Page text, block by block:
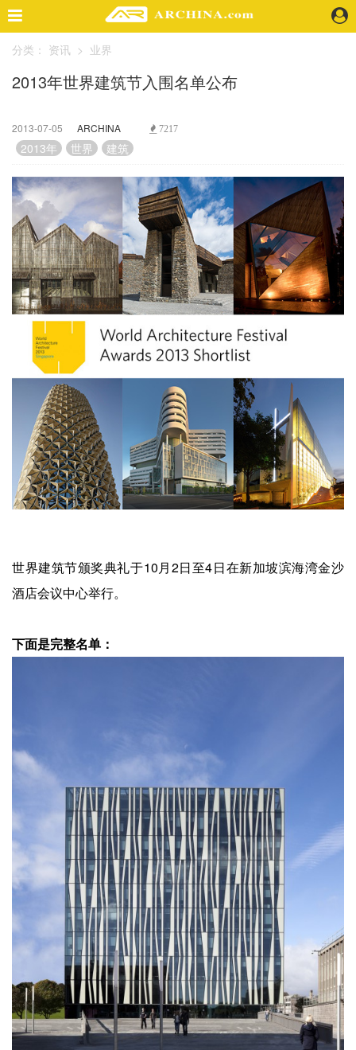
精选案例
建 筑
室 内
视 频
头条资讯
业 界
机 构
人 物
地 产
快速搜索
企业招聘
企业会员
关于投稿
广告投放
关于我们
分类： 资讯 > 业界
2013年世界建筑节入围名单公布
2013-07-05 ARCHINA 7217
2013年 世界 建筑
世界建筑节颁奖典礼于10月2日至4日在新加坡滨海湾金沙
酒店会议中心举行。
下面是完整名单：